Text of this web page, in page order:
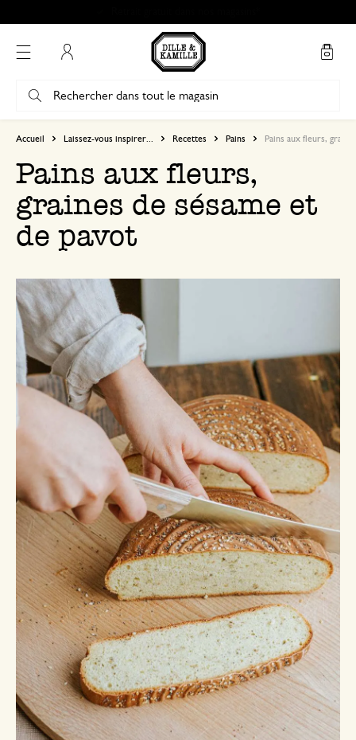
Accueil Laissez-vous inspirer... Recettes Pains Pains aux fleurs,
Pains aux fleurs,
graines de sésame et
de pavot